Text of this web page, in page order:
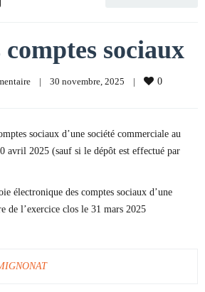
comptes sociaux
| 30 novembre, 2025 | 0
sociaux d’une société commerciale au
avril 2025 (sauf si le dépôt est effectué par
électronique des comptes sociaux d’une
de l’exercice clos le 31 mars 2025